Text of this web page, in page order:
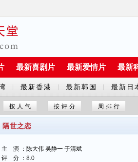
最新喜剧片 最新爱情片 最新
最新香港 最新韩国 最新日
按人气 按评分 周排行
隔世之恋
主 演 ：陈大伟 吴静一 于清斌
评 分 ：8.0